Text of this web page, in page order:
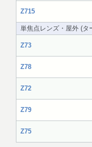
Z715
単焦点レンズ・屋外 (タ
Z73
Z78
Z72
Z79
Z75